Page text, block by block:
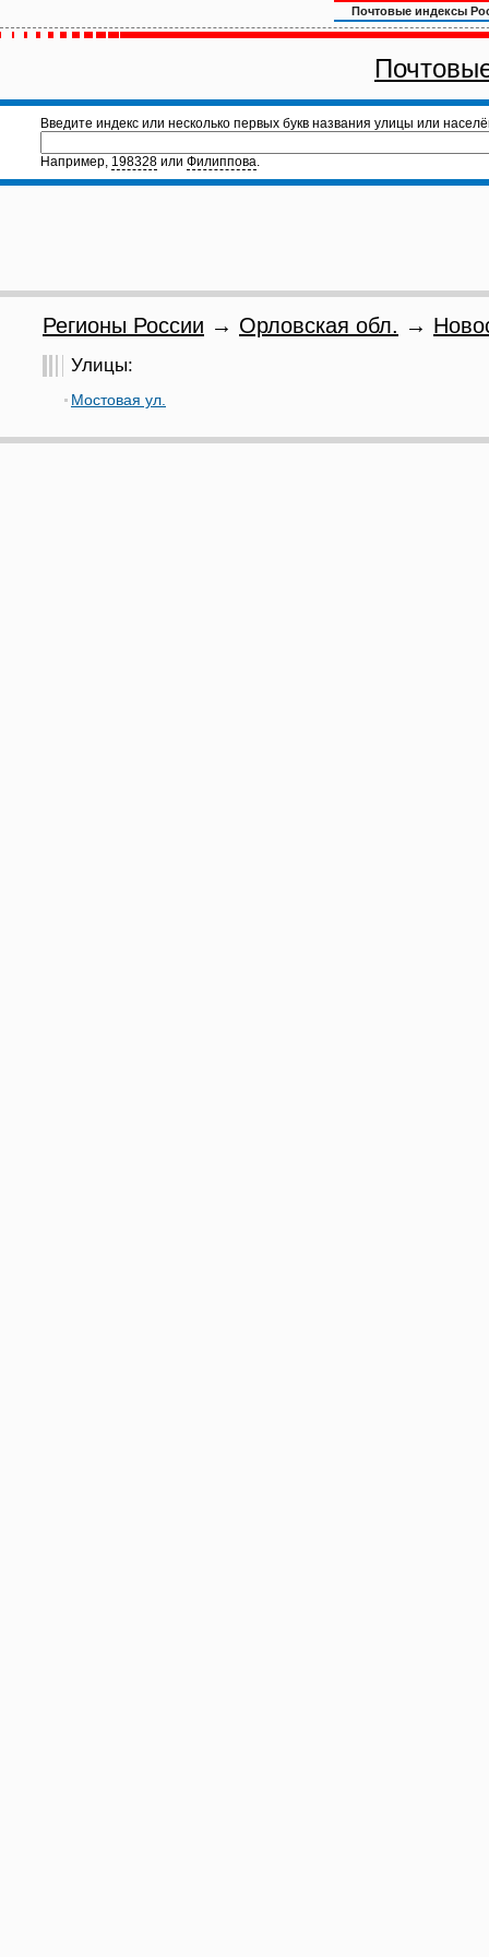
Почтовые индексы
Введите индекс или несколько первых букв названия улицы или
Например, 198328 или Филиппова.
Регионы России → Орловская обл. →
Улицы:
Мостовая ул.